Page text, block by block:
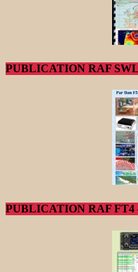
PUBLICATION RAF
PUBLICATION RAF FT4